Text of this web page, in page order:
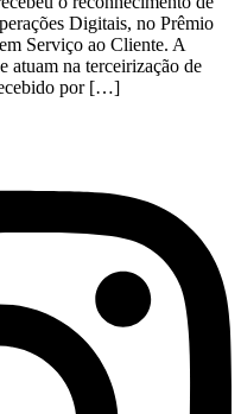
Digitais, no Prêmio
Serviço ao Cliente. A
atuam na terceirização de
por […]